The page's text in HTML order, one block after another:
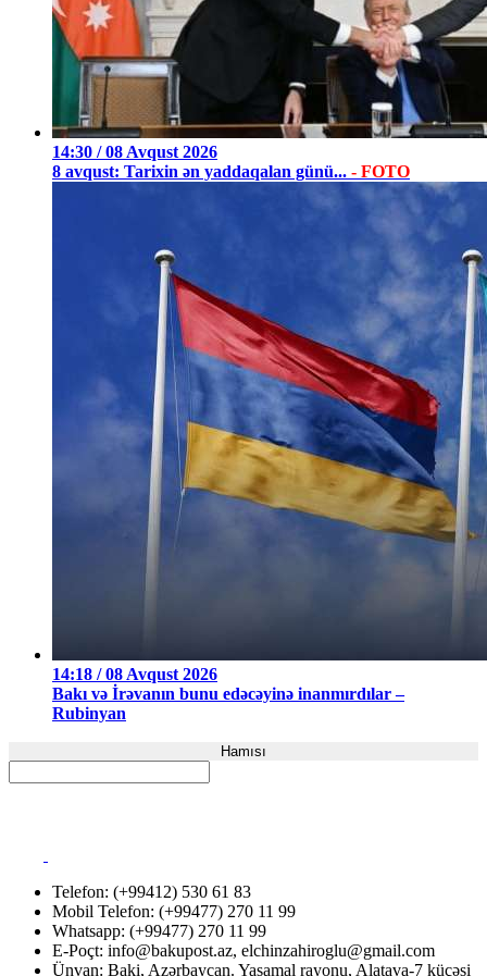
14:30 / 08 Avqust 2026
8 avqust: Tarixin ən yaddaqalan günü... - FOTO
14:18 / 08 Avqust 2026
Bakı və İrəvanın bunu edəcəyinə inanmırdılar –
Rubinyan
Hamısı
Telefon: (+99412) 530 61 83
Mobil Telefon: (+99477) 270 11 99
Whatsapp: (+99477) 270 11 99
E-Poçt: info@bakupost.az, elchinzahiroglu@gmail.com
Ünvan: Baki, Azərbaycan. Yasamal rayonu, Alatava-7 küçəsi